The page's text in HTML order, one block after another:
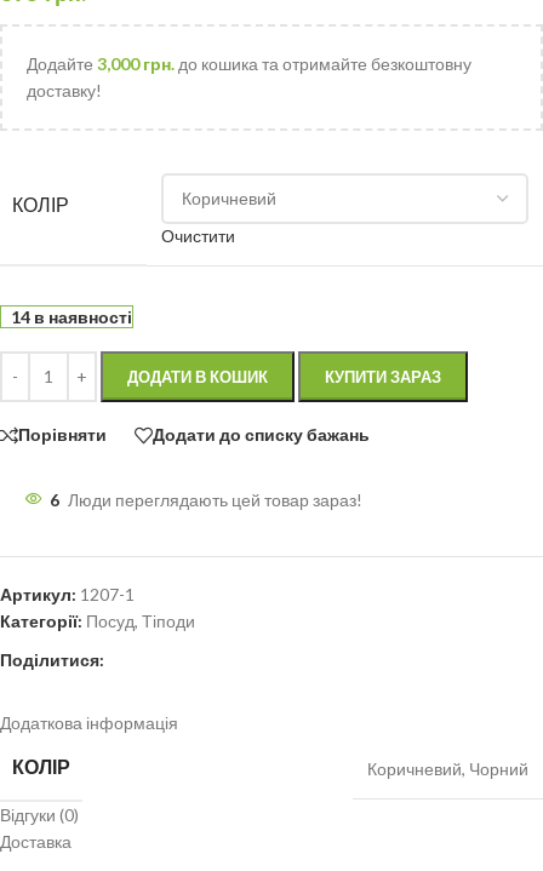
Додайте 3,000грн. до кошика та отримайте безкоштовну
доставку!
КОЛІР
Очистити
14 в наявності
ДОДАТИ В КОШИК КУПИТИ ЗАРАЗ
Порівняти Додати до списку бажань
6 Люди переглядають цей товар зараз!
Артикул: 1207-1
Категорії: Посуд, Тіподи
Поділитися:
Додаткова інформація
КОЛІР Коричневий, Чорний
Відгуки (0)
Доставка